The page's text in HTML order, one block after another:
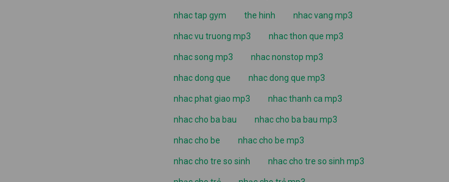
nhac tap gym the hinh nhac vang mp3
nhac vu truong mp3 nhac thon que mp3
nhac song mp3 nhac nonstop mp3
nhac dong que nhac dong que mp3
nhac phat giao mp3 nhac thanh ca mp3
nhac cho ba bau nhac cho ba bau mp3
nhac cho be nhac cho be mp3
nhac cho tre so sinh nhac cho tre so sinh mp3